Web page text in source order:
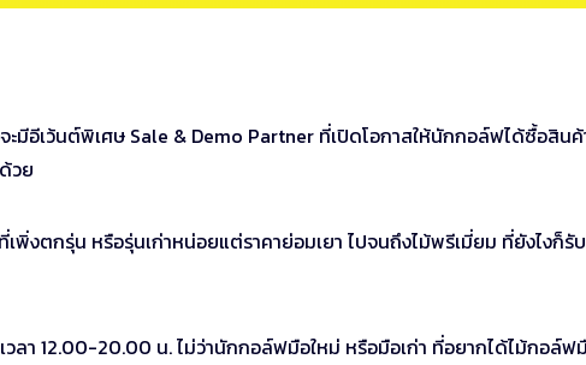
อีเว้นต์พิเศษ Sale & Demo Partner ที่เปิดโอกาสให้นักกอล์ฟได้ซื้อสินค้
วย
พิ่งตกรุ่น หรือรุ่นเก่าหน่อยแต่ราคาย่อมเยา ไปจนถึงไม้พรีเมี่ยม ที่ยังไงก็รับ
า 12.00-20.00 น. ไม่ว่านักกอล์ฟมือใหม่ หรือมือเก่า ที่อยากได้ไม้กอล์ฟ